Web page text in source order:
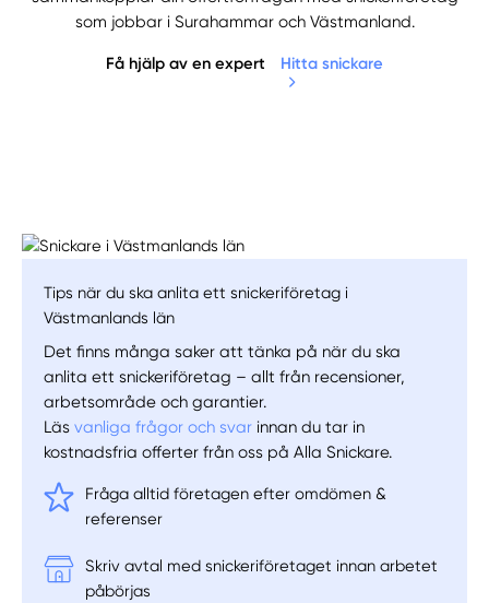
Manuellt Få hjälp
Välj tillvägagångssätt
som jobbar i Surahammar och Västmanland.
Få hjälp av en expert Hitta snickare
Tips när du ska anlita ett snickeriföretag i
Västmanlands län
Det finns många saker att tänka på när du ska
anlita ett snickeriföretag – allt från recensioner,
arbetsområde och garantier.
Läsvanliga frågor och svar innan du tar in
kostnadsfria offerter från oss på Alla Snickare.
Fråga alltid företagen efter omdömen &
referenser
Skriv avtal med snickeriföretaget innan arbetet
påbörjas